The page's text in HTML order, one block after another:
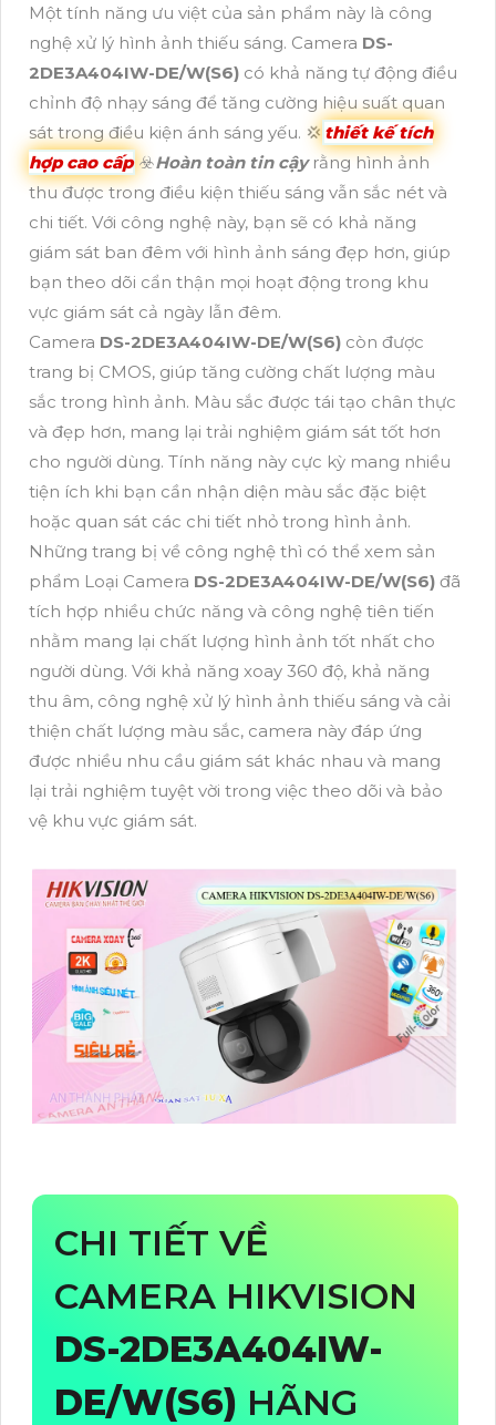
Một tính năng ưu việt của sản phẩm này là công
nghệ xử lý hình ảnh thiếu sáng. Camera DS-
2DE3A404IW-DE/W(S6) có khả năng tự động điều
chỉnh độ nhạy sáng để tăng cường hiệu suất quan
sát trong điều kiện ánh sáng yếu. 💢 thiết kế tích
hợp cao cấp ☣️Hoàn toàn tin cậyrằng hình ảnh
thu được trong điều kiện thiếu sáng vẫn sắc nét và
chi tiết. Với công nghệ này, bạn sẽ có khả năng
giám sát ban đêm với hình ảnh sáng đẹp hơn, giúp
bạn theo dõi cẩn thận mọi hoạt động trong khu
vực giám sát cả ngày lẫn đêm.
Camera DS-2DE3A404IW-DE/W(S6) còn được
trang bị CMOS, giúp tăng cường chất lượng màu
sắc trong hình ảnh. Màu sắc được tái tạo chân thực
và đẹp hơn, mang lại trải nghiệm giám sát tốt hơn
cho người dùng. Tính năng này cực kỳ mang nhiều
tiện ích khi bạn cần nhận diện màu sắc đặc biệt
hoặc quan sát các chi tiết nhỏ trong hình ảnh.
Những trang bị về công nghệ thì có thể xem sản
phẩm Loại Camera DS-2DE3A404IW-DE/W(S6) đã
tích hợp nhiều chức năng và công nghệ tiên tiến
nhằm mang lại chất lượng hình ảnh tốt nhất cho
người dùng. Với khả năng xoay 360 độ, khả năng
thu âm, công nghệ xử lý hình ảnh thiếu sáng và cải
thiện chất lượng màu sắc, camera này đáp ứng
được nhiều nhu cầu giám sát khác nhau và mang
lại trải nghiệm tuyệt vời trong việc theo dõi và bảo
vệ khu vực giám sát.
CHI TIẾT VỀ
CAMERA HIKVISION
DS-2DE3A404IW-
DE/W(S6) HÃNG